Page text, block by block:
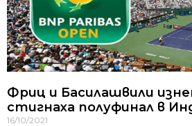
Фриц и Басилашвили
стигнаха полуфинал в
16/10/2021